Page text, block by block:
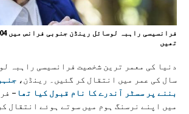
تھیں
سال کی عمر میں انتقال کر گئیں۔ رینڈن،
بننے پر سسٹر آندرے کا نام قبول کیا تھا –
میں اپنے نرسنگ ہوم میں سوتے ہوئے انتقال